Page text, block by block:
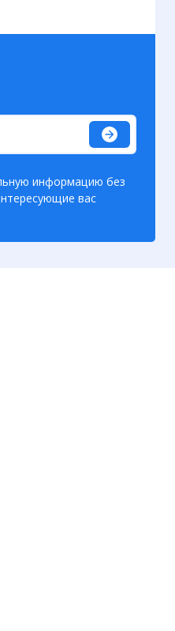
информацию без
вас